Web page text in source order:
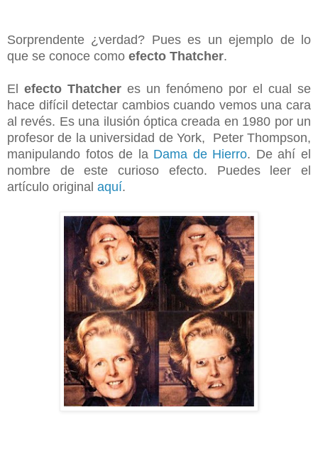
Sorprendente ¿verdad? Pues es un ejemplo de lo
que se conoce como efecto Thatcher.
El efecto Thatcher es un fenómeno por el cual se
hace difícil detectar cambios cuando vemos una cara
al revés. Es una ilusión óptica creada en 1980 por un
profesor de la universidad de York, Peter Thompson,
manipulando fotos de la Dama de Hierro. De ahí el
nombre de este curioso efecto. Puedes leer el
artículo original aquí.